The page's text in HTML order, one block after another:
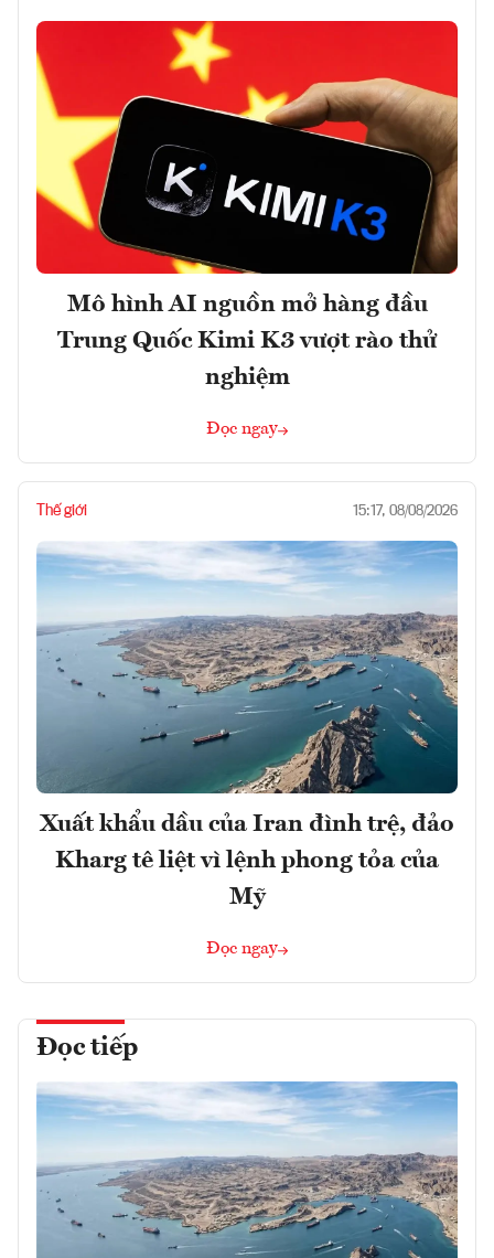
Mô hình AI nguồn mở hàng đầu
Trung Quốc Kimi K3 vượt rào thử
nghiệm
Đọc ngay
Thế giới 15:17, 08/08/2026
Xuất khẩu dầu của Iran đình trệ, đảo
Kharg tê liệt vì lệnh phong tỏa của
Mỹ
Đọc ngay
Đọc tiếp